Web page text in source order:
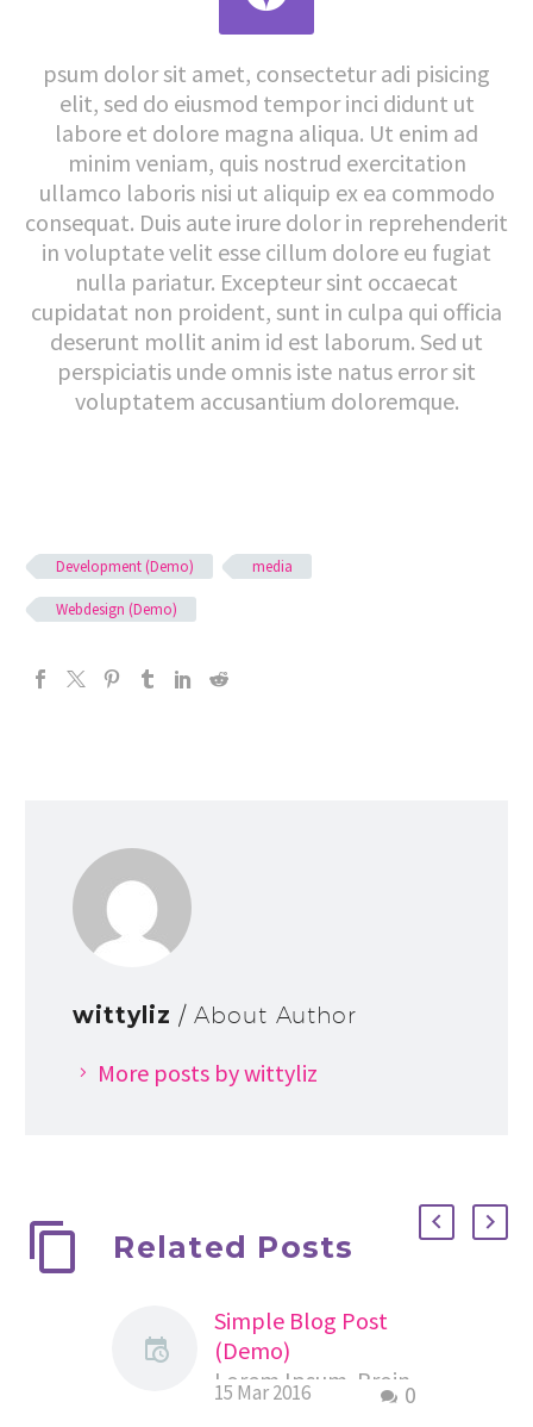
psum dolor sit amet, consectetur adi pisicing
elit, sed do eiusmod tempor inci didunt ut
labore et dolore magna aliqua. Ut enim ad
minim veniam, quis nostrud exercitation
ullamco laboris nisi ut aliquip ex ea commodo
consequat. Duis aute irure dolor in reprehenderit
in voluptate velit esse cillum dolore eu fugiat
nulla pariatur. Excepteur sint occaecat
cupidatat non proident, sunt in culpa qui officia
deserunt mollit anim id est laborum. Sed ut
perspiciatis unde omnis iste natus error sit
voluptatem accusantium doloremque.
Development (Demo) media
Webdesign (Demo)
wittyliz / About Author
More posts by wittyliz
Related Posts
Simple Blog Post
(Demo)
Lorem Ipsum. Proin
gravida nibh vel velit
0
15 Mar 2016